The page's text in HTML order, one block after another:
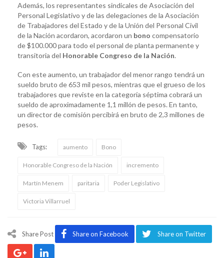
Además, los representantes sindicales de Asociación del
Personal Legislativo y de las delegaciones de la Asociación
de Trabajadores del Estado y de la Unión del Personal Civil
de la Nación acordaron, acordaron un bono compensatorio
de $100.000 para todo el personal de planta permanente y
transitoria del Honorable Congreso de la Nación.
Con este aumento, un trabajador del menor rango tendrá un
sueldo bruto de 653 mil pesos, mientras que el grueso de los
trabajadores que reviste en la categoría séptima cobrará un
sueldo de aproximadamente 1,1 millón de pesos. En tanto,
un director de comisión percibirá en bruto de 2,3 millones de
pesos.
Tags: aumento Bono
Honorable Congreso de la Nación incremento
Martín Menem paritaria Poder Legislativo
Victoria Villarruel
Share Post Share on Facebook Share on Twitter